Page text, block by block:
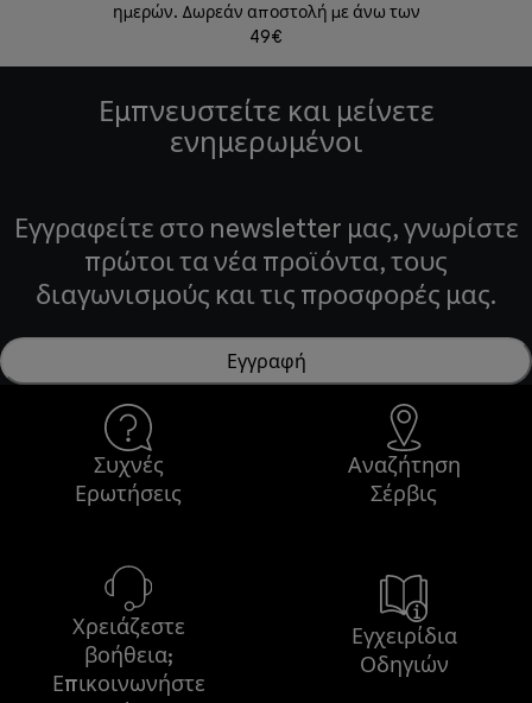
ημερών. Δωρεάν αποστολή με άνω των
49€
Εμπνευστείτε και μείνετε
ενημερωμένοι
Εγγραφείτε στο newsletter μας, γνωρίστε
πρώτοι τα νέα προϊόντα, τους
διαγωνισμούς και τις προσφορές μας.
Εγγραφή
Συχνές
Ερωτήσεις
Αναζήτηση
Σέρβις
Χρειάζεστε
βοήθεια;
Επικοινωνήστε
Εγχειρίδια
Οδηγιών